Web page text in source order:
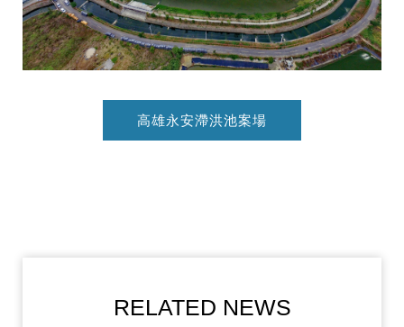
高雄永安滯洪池案場
RELATED NEWS